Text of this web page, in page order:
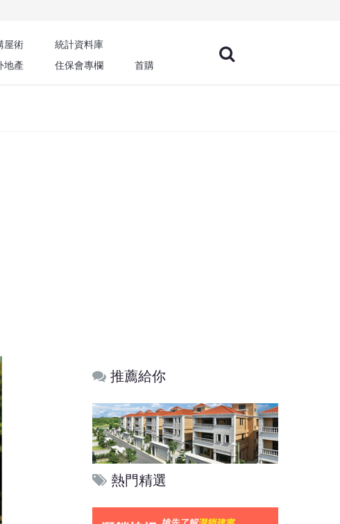
屋術
統計資料庫
地產 住保會專欄 首購
推薦給你
熱門精選